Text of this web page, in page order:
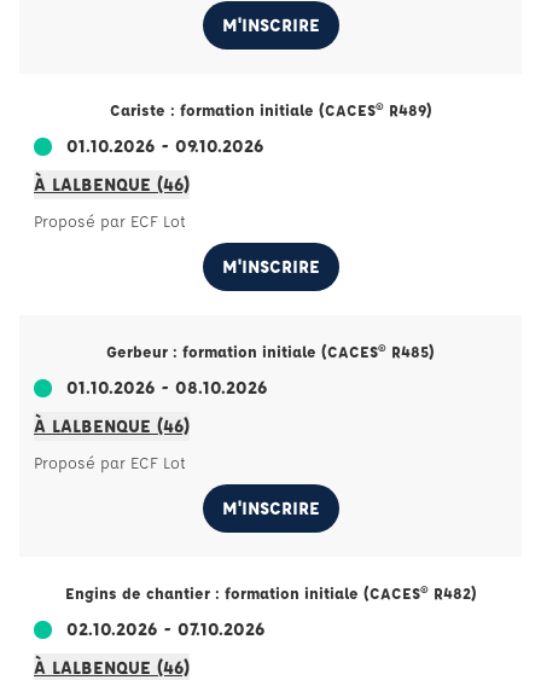
M'INSCRIRE
Cariste : formation initiale (CACES® R489)
01.10.2026 - 09.10.2026
À LALBENQUE (46)
Proposé par ECF Lot
M'INSCRIRE
Gerbeur : formation initiale (CACES® R485)
01.10.2026 - 08.10.2026
À LALBENQUE (46)
Proposé par ECF Lot
M'INSCRIRE
Engins de chantier : formation initiale (CACES® R482)
02.10.2026 - 07.10.2026
À LALBENQUE (46)